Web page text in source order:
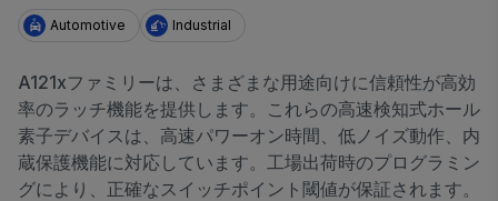
Technologies
ソフトウェア ポータル
Growth and Inclusion
お問い合わせ先
Automotive Industrial
A121xファミリーは、さまざまな用途向けに信頼性が高効
率のラッチ機能を提供します。これらの高速検知式ホール
素子デバイスは、高速パワーオン時間、低ノイズ動作、内
蔵保護機能に対応しています。工場出荷時のプログラミン
グにより、正確なスイッチポイント閾値が保証されます。